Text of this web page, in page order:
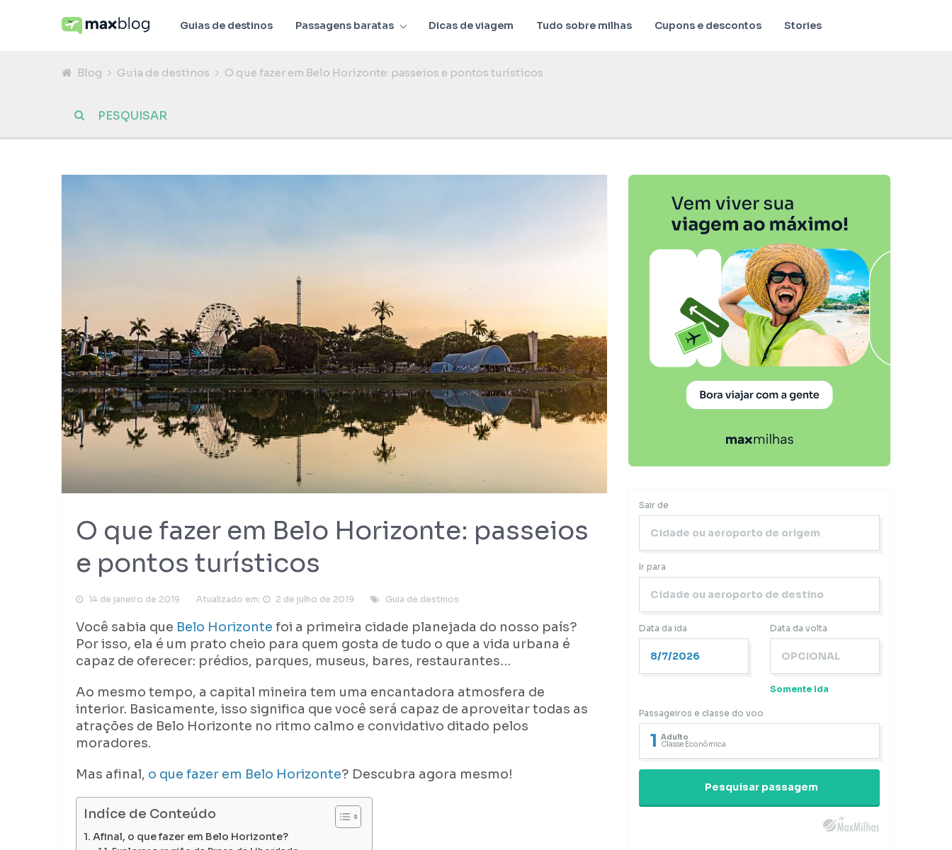
Guias de destinos Passagens baratas Dicas de viagem Tudo sobre milhas Cupons e descontos Stories
Blog Guia de destinos O que fazer em Belo Horizonte: passeios e pontos turísticos
O que fazer em Belo Horizonte: passeios
e pontos turísticos
14 de janeiro de 2019 Atualizado em: 2 de julho de 2019 Guia de destinos
Você sabia que Belo Horizonte foi a primeira cidade planejada do nosso país?
Por isso, ela é um prato cheio para quem gosta de tudo o que a vida urbana é
capaz de oferecer: prédios, parques, museus, bares, restaurantes…
Ao mesmo tempo, a capital mineira tem uma encantadora atmosfera de
interior. Basicamente, isso significa que você será capaz de aproveitar todas as
atrações de Belo Horizonte no ritmo calmo e convidativo ditado pelos
moradores.
Mas afinal, o que fazer em Belo Horizonte? Descubra agora mesmo!
Indíce de Conteúdo
Afinal, o que fazer em Belo Horizonte?
Sair de
Ir para
Data da ida Data da volta
Somente Ida
Passageiros e classe do voo
1 Adulto
Classe Econômica
Pesquisar passagem